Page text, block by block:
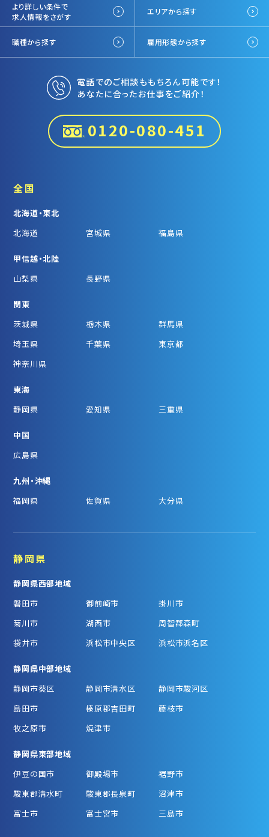
より詳しい条件で
求人情報をさがす
エリアから探す
職種から探す 雇用形態から探す
電話でのご相談ももちろん可能です！
あなたに合ったお仕事をご紹介！
0120-080-451
全国
北海道・東北
北海道
宮城県 福島県
甲信越・北陸
山梨県
長野県
関東
茨城県
栃木県
群馬県
埼玉県
千葉県
東京都
神奈川県
東海
静岡県
愛知県 三重県
中国
広島県
九州・沖縄
福岡県
佐賀県 大分県
静岡県
静岡県西部地域
磐田市
御前崎市
掛川市
菊川市
湖西市
周智郡森町
袋井市
浜松市中央区 浜松市浜名区
静岡県中部地域
静岡市葵区
静岡市清水区
静岡市駿河区
島田市
榛原郡吉田町
藤枝市
牧之原市
焼津市
静岡県東部地域
伊豆の国市
御殿場市
裾野市
駿東郡清水町
駿東郡長泉町
沼津市
富士市
富士宮市 三島市